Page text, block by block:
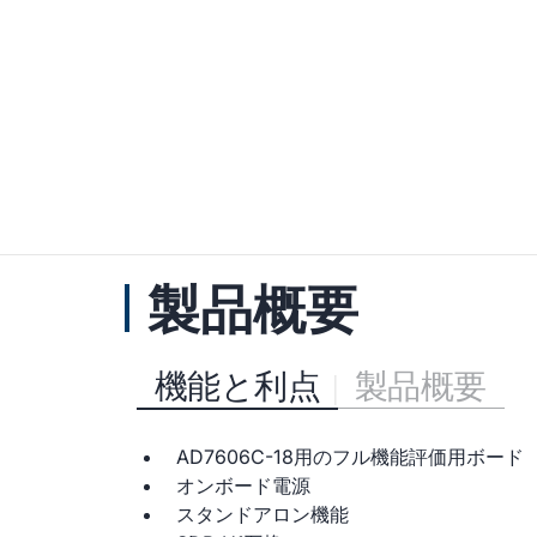
製品概要
機能と利点 製品概要
AD7606C-18用のフル機能評価用ボード
オンボード電源
スタンドアロン機能